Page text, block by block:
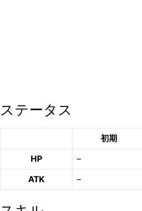
ステータス
初期
HP –
ATK –